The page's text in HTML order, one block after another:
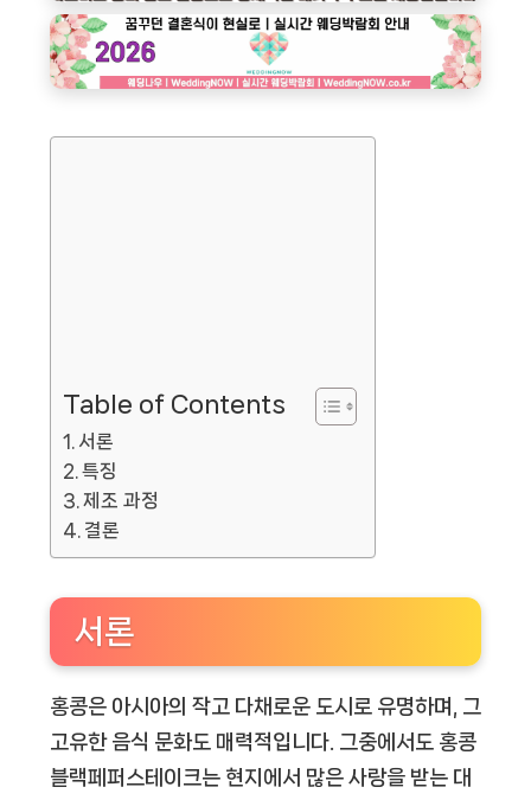
Table of Contents
서론
특징
제조 과정
결론
서론
홍콩은 아시아의 작고 다채로운 도시로 유명하며, 그
고유한 음식 문화도 매력적입니다. 그중에서도 홍콩
블랙페퍼스테이크는 현지에서 많은 사랑을 받는 대